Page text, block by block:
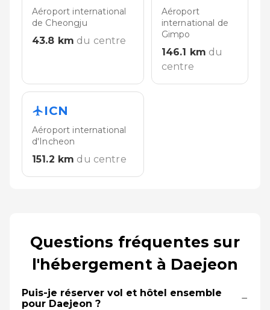
Aéroport international
de Cheongju
43.8 km du centre
Aéroport
international de
Gimpo
146.1 km du
centre
ICN
Aéroport international
d'Incheon
151.2 km du centre
Questions fréquentes sur
l'hébergement à Daejeon
Puis-je réserver vol et hôtel ensemble
pour Daejeon ?
−